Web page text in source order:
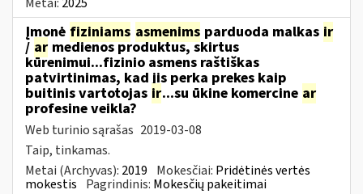
Įmonė fiziniams asmenims parduoda malkas ir
/ ar medienos produktus, skirtus
kūrenimui...fizinio asmens raštiškas
patvirtinimas, kad jis perka prekes kaip
buitinis vartotojas ir...su ūkine komercine ar
profesine veikla?
Web turinio sąrašas 2019-03-08
Taip, tinkamas.
Metai (Archyvas): 2019 Mokesčiai: Pridėtinės vertės
mokestis Pagrindinis: Mokesčių pakeitimai